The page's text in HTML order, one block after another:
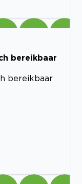
bereikbaar
bereikbaar